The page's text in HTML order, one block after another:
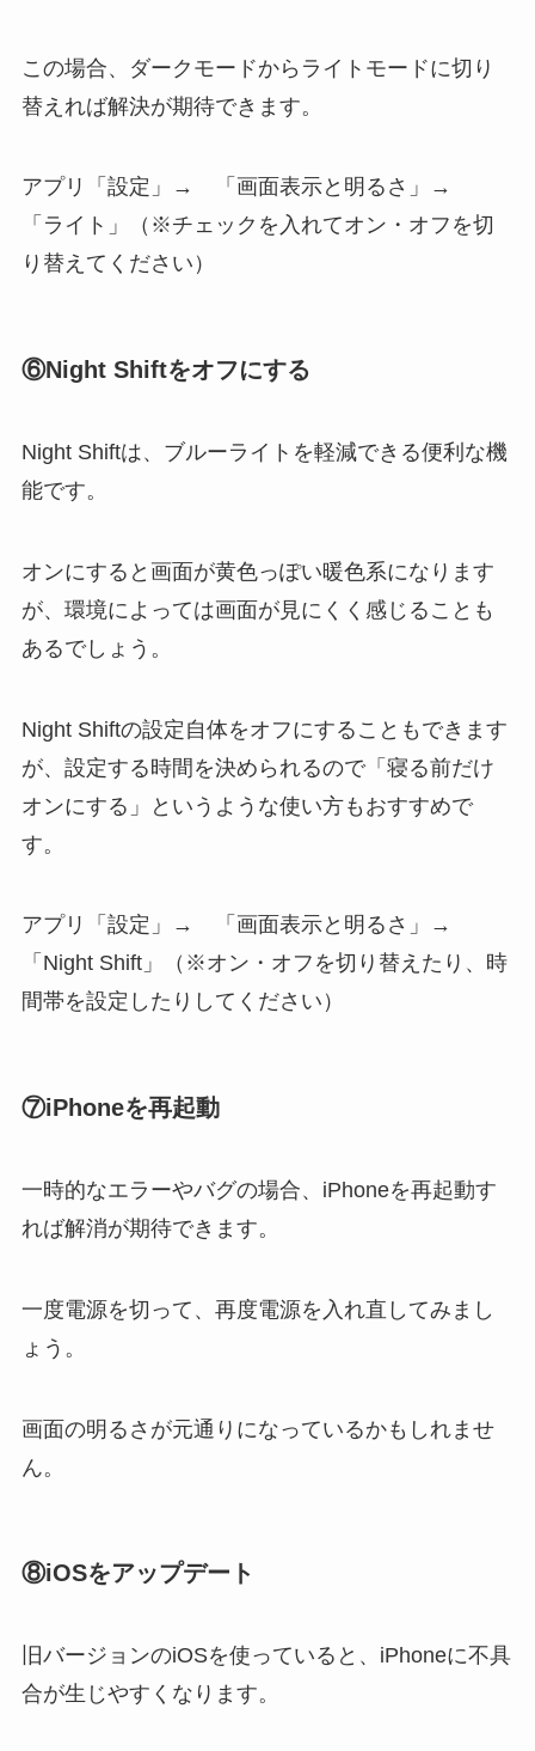
この場合、ダークモードからライトモードに切り
替えれば解決が期待できます。
アプリ「設定」→ 「画面表示と明るさ」→
「ライト」（※チェックを入れてオン・オフを切
り替えてください）
⑥Night Shiftをオフにする
Night Shiftは、ブルーライトを軽減できる便利な機
能です。
オンにすると画面が黄色っぽい暖色系になります
が、環境によっては画面が見にくく感じることも
あるでしょう。
Night Shiftの設定自体をオフにすることもできます
が、設定する時間を決められるので「寝る前だけ
オンにする」というような使い方もおすすめで
す。
アプリ「設定」→ 「画面表示と明るさ」→
「Night Shift」（※オン・オフを切り替えたり、時
間帯を設定したりしてください）
⑦iPhoneを再起動
一時的なエラーやバグの場合、iPhoneを再起動す
れば解消が期待できます。
一度電源を切って、再度電源を入れ直してみまし
ょう。
画面の明るさが元通りになっているかもしれませ
ん。
⑧iOSをアップデート
旧バージョンのiOSを使っていると、iPhoneに不具
合が生じやすくなります。